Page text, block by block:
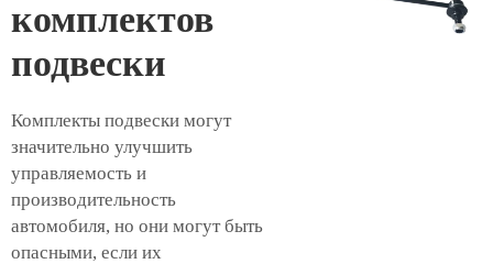
комплектов
подвески
Комплекты подвески могут
значительно улучшить
управляемость и
производительность
автомобиля, но они могут быть
опасными, если их